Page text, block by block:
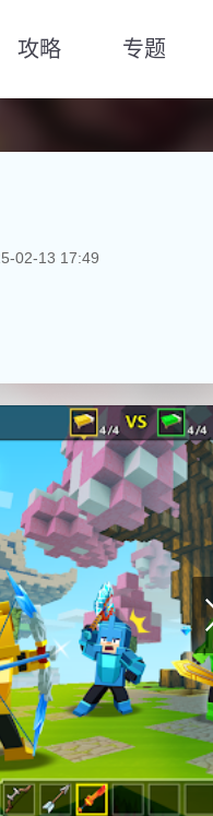
攻略 专题
02-13 17:49